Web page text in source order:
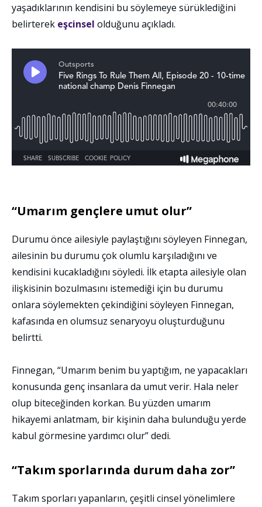
yaşadıklarının kendisini bu söylemeye sürüklediğini
belirterek eşcinsel olduğunu açıkladı.
“Umarım gençlere umut olur”
Durumu önce ailesiyle paylaştığını söyleyen Finnegan,
ailesinin bu durumu çok olumlu karşıladığını ve
kendisini kucakladığını söyledi. İlk etapta ailesiyle olan
ilişkisinin bozulmasını istemediği için bu durumu
onlara söylemekten çekindiğini söyleyen Finnegan,
kafasında en olumsuz senaryoyu oluşturduğunu
belirtti.
Finnegan, “Umarım benim bu yaptığım, ne yapacakları
konusunda genç insanlara da umut verir. Hala neler
olup biteceğinden korkan. Bu yüzden umarım
hikayemi anlatmam, bir kişinin daha bulunduğu yerde
kabul görmesine yardımcı olur” dedi.
“Takım sporlarında durum daha zor”
Takım sporları yapanların, çeşitli cinsel yönelimlere